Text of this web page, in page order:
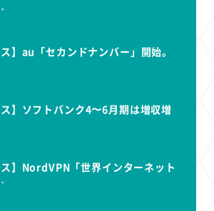
】au「セカンドナンバー」開始。
ス】ソフトバンク4〜6月期は増収増
ス】NordVPN「世界インターネット